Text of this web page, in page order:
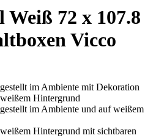
72 x 107.8
Vicco